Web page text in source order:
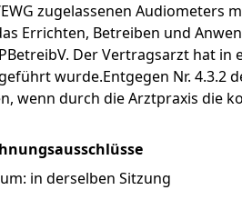
zugelassenen Audiometers
Errichten, Betreiben und
DerVertragsarzt hat in
wurde.Entgegen Nr. 4.3.2
wenn durch dieArztpraxis die
in derselben Sitzung